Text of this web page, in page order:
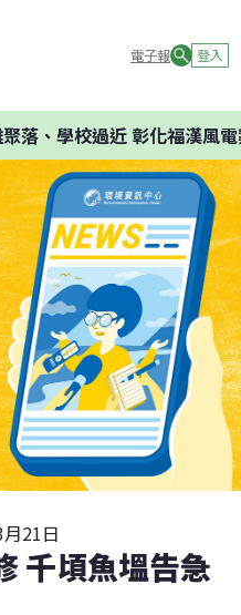
電子報 登入
落、學校過近 彰化福漢風電
21日
千頃魚塭告急